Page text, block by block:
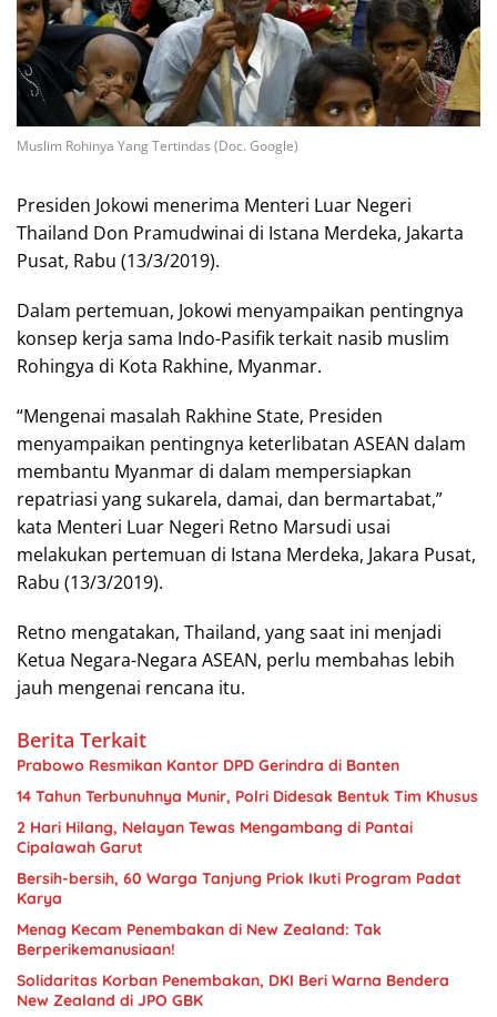
Muslim Rohinya Yang Tertindas (Doc. Google)
Presiden Jokowi menerima Menteri Luar Negeri
Thailand Don Pramudwinai di Istana Merdeka, Jakarta
Pusat, Rabu (13/3/2019).
Dalam pertemuan, Jokowi menyampaikan pentingnya
konsep kerja sama Indo-Pasifik terkait nasib muslim
Rohingya di Kota Rakhine, Myanmar.
“Mengenai masalah Rakhine State, Presiden
menyampaikan pentingnya keterlibatan ASEAN dalam
membantu Myanmar di dalam mempersiapkan
repatriasi yang sukarela, damai, dan bermartabat,”
kata Menteri Luar Negeri Retno Marsudi usai
melakukan pertemuan di Istana Merdeka, Jakara Pusat,
Rabu (13/3/2019).
Retno mengatakan, Thailand, yang saat ini menjadi
Ketua Negara-Negara ASEAN, perlu membahas lebih
jauh mengenai rencana itu.
Berita Terkait
Prabowo Resmikan Kantor DPD Gerindra di Banten
14 Tahun Terbunuhnya Munir, Polri Didesak Bentuk Tim Khusus
2 Hari Hilang, Nelayan Tewas Mengambang di Pantai
Cipalawah Garut
Bersih-bersih, 60 Warga Tanjung Priok Ikuti Program Padat
Karya
Menag Kecam Penembakan di New Zealand: Tak
Berperikemanusiaan!
Solidaritas Korban Penembakan, DKI Beri Warna Bendera
New Zealand di JPO GBK